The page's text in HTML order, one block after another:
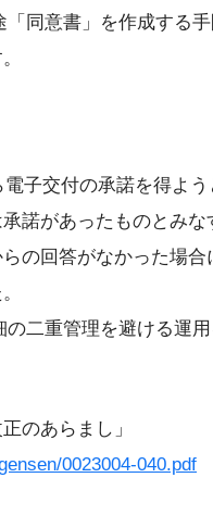
同意書」を作成する
子交付の承諾を得よ
諾があったものとみ
の回答がなかった場
二重管理を避ける運
のあらまし」
0023004-040.pdf